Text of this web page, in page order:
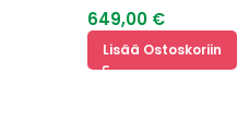
649,00 €
Lisää Ostoskoriin